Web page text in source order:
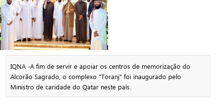
IQNA -A fim de servir e apoiar os centros de memorização do
Alcorão Sagrado, o complexo "Toranj" foi inaugurado pelo
Ministro de caridade do Qatar neste país.